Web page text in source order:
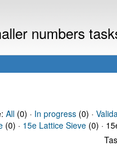
numbers
All(0) · In progress(0) ·
(0) · 15e Lattice Sieve (0) ·